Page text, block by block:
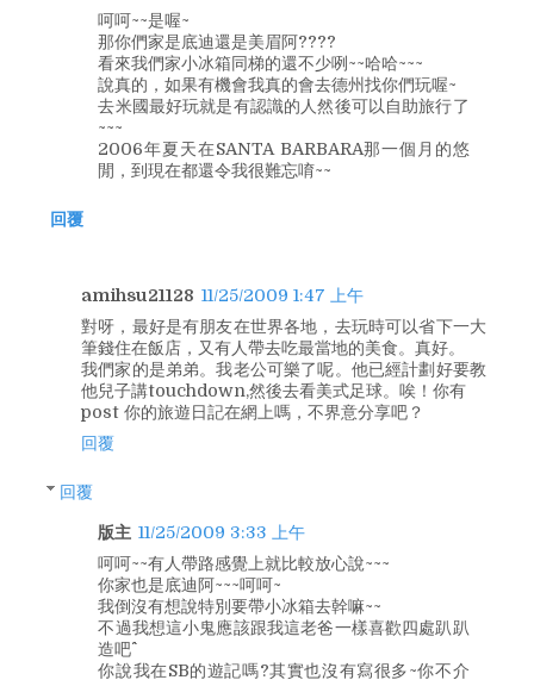
呵呵~~是喔~
那你們家是底迪還是美眉阿????
看來我們家小冰箱同梯的還不少咧~~哈哈~~~
說真的，如果有機會我真的會去德州找你們玩喔~
去米國最好玩就是有認識的人然後可以自助旅行了
~~~
2006年夏天在SANTA BARBARA那一個月的悠
閒，到現在都還令我很難忘唷~~
回覆
amihsu21128 11/25/2009 1:47 上午
對呀，最好是有朋友在世界各地，去玩時可以省下一大
筆錢住在飯店，又有人帶去吃最當地的美食。真好。
我們家的是弟弟。我老公可樂了呢。他已經計劃好要教
他兒子講touchdown,然後去看美式足球。唉！你有
post 你的旅遊日記在網上嗎，不界意分享吧？
回覆
回覆
版主 11/25/2009 3:33 上午
呵呵~~有人帶路感覺上就比較放心說~~~
你家也是底迪阿~~~呵呵~
我倒沒有想說特別要帶小冰箱去幹嘛~~
不過我想這小鬼應該跟我這老爸一樣喜歡四處趴趴
造吧^^
你說我在SB的遊記嗎?其實也沒有寫很多~你不介